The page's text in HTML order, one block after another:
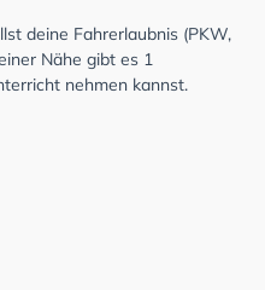
deine Fahrerlaubnis (PKW,
Nähe gibt es 1
nehmen kannst.